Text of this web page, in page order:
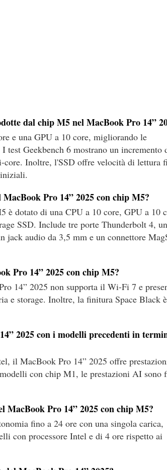
dal chip M5 nel MacBook Pro 14”
e una GPU a 10 core, migliorando le
test Geekbench 6 mostrano un incremento
Inoltre, l'SSD offre velocità di lettura
Pro 14” 2025 con chip M5?
è dotato di una CPU a 10 core, GPU a 10
SSD. Include tre porte Thunderbolt 4, un
audio da 3,5 mm e un connettore
Pro 14” 2025 con chip M5?
14” 2025 non supporta il Wi-Fi 7 e
e storage. Inoltre, la finitura Space Black è
2025 con i modelli precedenti in
il MacBook Pro 14” 2025 offre
con chip M1, le prestazioni AI sono
Pro 14” 2025 con chip M5?
fino a 24 ore con una singola carica,
con processore Intel e di 4 ore rispetto ai